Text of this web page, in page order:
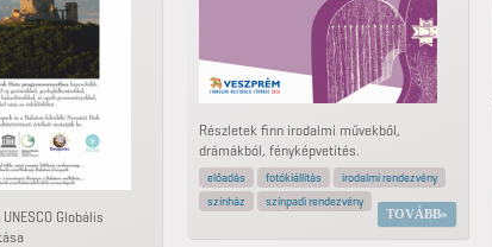
Globális
Részletek finn irodalmi művekből,
drámákból, fényképvetítés.
előadás fotókiállítás
irodalmi rendezvény
színház
színpadi rendezvény
TOVÁBB